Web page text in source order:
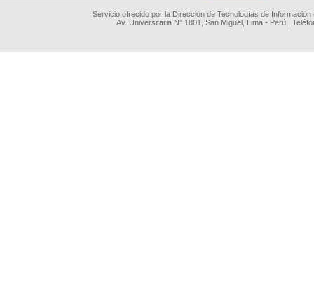
Servicio ofrecido por la Dirección de Tecnologías de
Av. Universitaria N° 1801, San Miguel, Lima - Perú |